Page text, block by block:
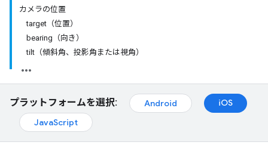
カメラの位置
target（位置）
bearing（向き）
tilt（傾斜角、投影角または視角）
プラットフォームを選択: Android
iOS
JavaScript